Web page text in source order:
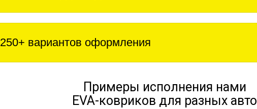
250+ вариантов оформления
Примеры исполнения нами
EVA-ковриков для разных авто